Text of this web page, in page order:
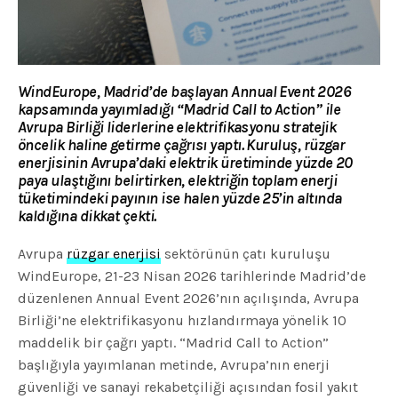
WindEurope, Madrid’de başlayan Annual Event 2026
kapsamında yayımladığı “Madrid Call to Action” ile
Avrupa Birliği liderlerine elektrifikasyonu stratejik
öncelik haline getirme çağrısı yaptı. Kuruluş, rüzgar
enerjisinin Avrupa’daki elektrik üretiminde yüzde 20
paya ulaştığını belirtirken, elektriğin toplam enerji
tüketimindeki payının ise halen yüzde 25’in altında
kaldığına dikkat çekti.
Avrupa rüzgar enerjisi sektörünün çatı kuruluşu
WindEurope, 21-23 Nisan 2026 tarihlerinde Madrid’de
düzenlenen Annual Event 2026’nın açılışında, Avrupa
Birliği’ne elektrifikasyonu hızlandırmaya yönelik 10
maddelik bir çağrı yaptı. “Madrid Call to Action”
başlığıyla yayımlanan metinde, Avrupa’nın enerji
güvenliği ve sanayi rekabetçiliği açısından fosil yakıt